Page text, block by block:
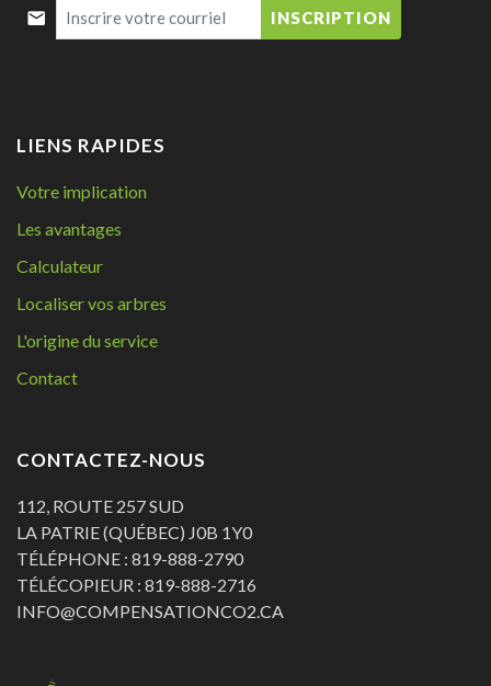
INSCRIPTION
LIENS RAPIDES
Votre implication
Les avantages
Calculateur
Localiser vos arbres
L'origine du service
Contact
CONTACTEZ-NOUS
112, ROUTE 257 SUD
LA PATRIE (QUÉBEC) J0B 1Y0
TÉLÉPHONE : 819-888-2790
TÉLÉCOPIEUR : 819-888-2716
INFO@COMPENSATIONCO2.CA